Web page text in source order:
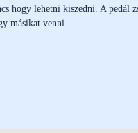
hogy lehetni kiszedni. A pedál
másikat venni.